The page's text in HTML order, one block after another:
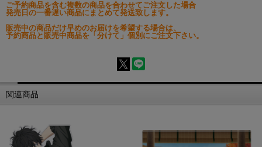
ご予約商品を含む複数の商品を合わせてご注文した場合
発売日の一番遅い商品にまとめて発送致します。
販売中の商品だけ早めのお届けを希望する場合は、
予約商品と販売中商品を「分けて」個別にご注文下さい。
関連商品